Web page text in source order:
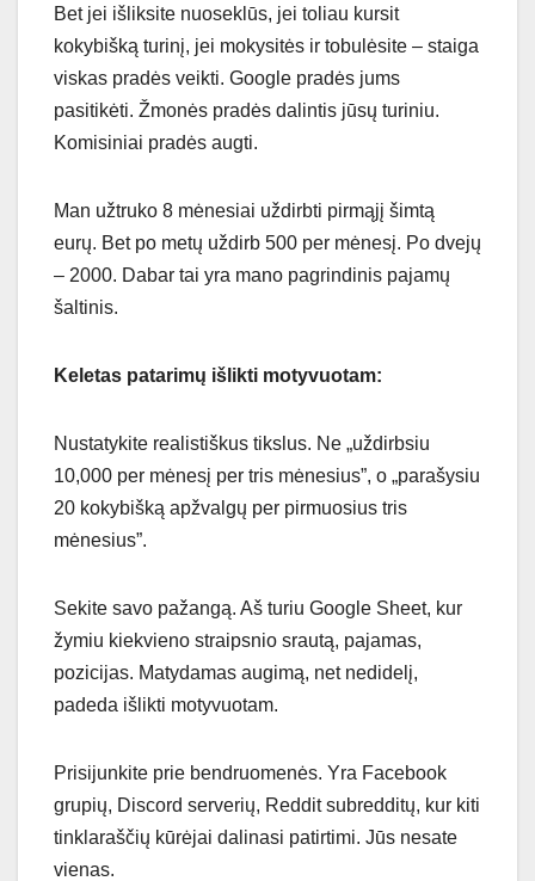
Bet jei išliksite nuoseklūs, jei toliau kursit
kokybišką turinį, jei mokysitės ir tobulėsite – staiga
viskas pradės veikti. Google pradės jums
pasitikėti. Žmonės pradės dalintis jūsų turiniu.
Komisiniai pradės augti.
Man užtruko 8 mėnesiai uždirbti pirmąjį šimtą
eurų. Bet po metų uždirb 500 per mėnesį. Po dvejų
– 2000. Dabar tai yra mano pagrindinis pajamų
šaltinis.
Keletas patarimų išlikti motyvuotam:
Nustatykite realistiškus tikslus. Ne „uždirbsiu
10,000 per mėnesį per tris mėnesius”, o „parašysiu
20 kokybišką apžvalgų per pirmuosius tris
mėnesius”.
Sekite savo pažangą. Aš turiu Google Sheet, kur
žymiu kiekvieno straipsnio srautą, pajamas,
pozicijas. Matydamas augimą, net nedidelį,
padeda išlikti motyvuotam.
Prisijunkite prie bendruomenės. Yra Facebook
grupių, Discord serverių, Reddit subredditų, kur kiti
tinklaraščių kūrėjai dalinasi patirtimi. Jūs nesate
vienas.